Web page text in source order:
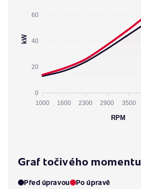
60
40
20
0
kW
1000 1600 2300 2900 3500
RPM
Graf točivého momentu
Před úpravou Po úpravě